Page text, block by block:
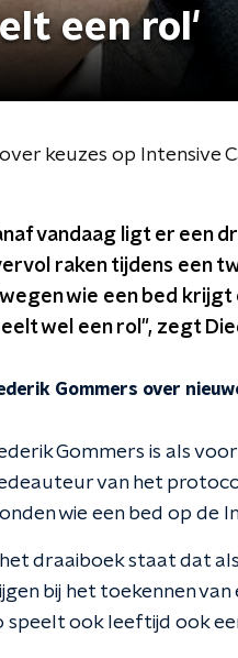
een rol'
keuzes op Intensive
vandaag ligt er een
raken tijdens een
wie een bed krijgt
wel een rol", zegt
Gommers over
Gommers is als
van het
wie een bed op de
het draaiboek staat dat
bij het toekennen
speelt ook leeftijd ook